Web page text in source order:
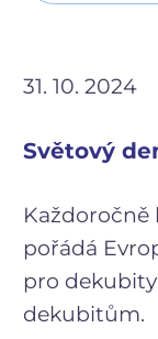
31. 10. 2024
Světový
pořádá
pro dekubity
dekubitům.